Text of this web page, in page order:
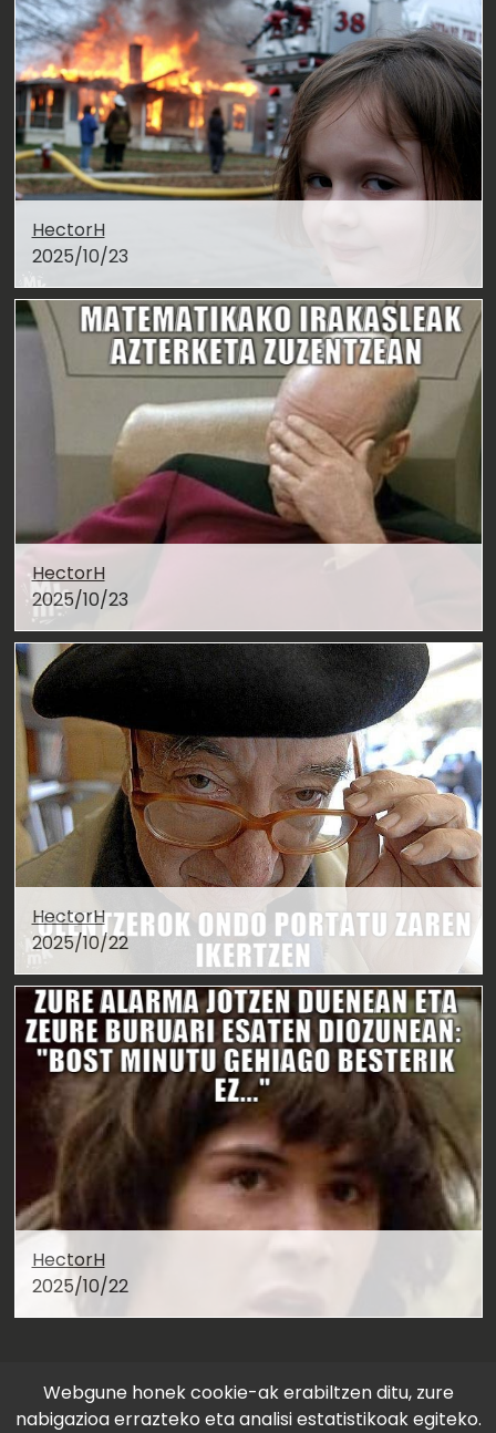
HectorH
2025/10/23
HectorH
2025/10/23
HectorH
2025/10/22
HectorH
2025/10/22
Webgune honek cookie-ak erabiltzen ditu, zure
nabigazioa errazteko eta analisi estatistikoak egiteko.